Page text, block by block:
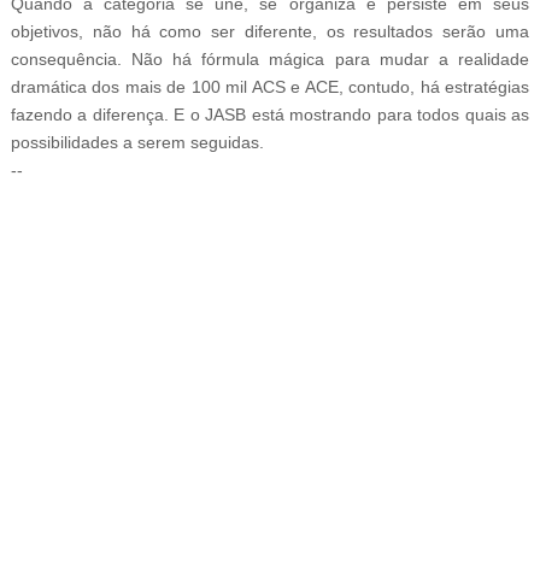
Quando a categoria se une, se organiza e persiste em seus
objetivos, não há como ser diferente, os resultados serão uma
consequência. Não há fórmula mágica para mudar a realidade
dramática dos mais de 100 mil ACS e ACE, contudo, há estratégias
fazendo a diferença. E o JASB está mostrando para todos quais as
possibilidades a serem seguidas.
--